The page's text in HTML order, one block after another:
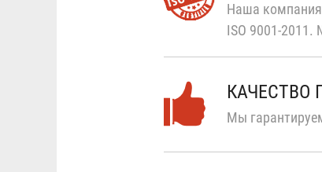
Наша компания
ISO 9001-2011.
КАЧЕСТВО
Мы